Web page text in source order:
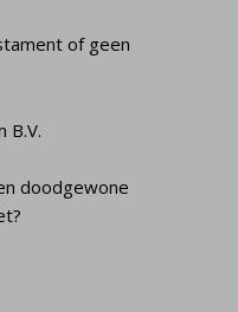
of geen
B.V.
doodgewone